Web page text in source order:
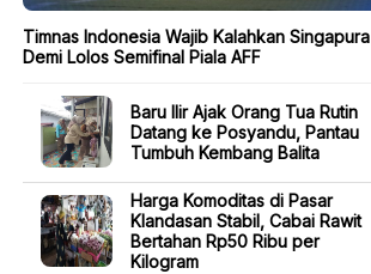
Timnas Indonesia Wajib Kalahkan Singapura
Demi Lolos Semifinal Piala AFF
Baru Ilir Ajak Orang Tua Rutin
Datang ke Posyandu, Pantau
Tumbuh Kembang Balita
Harga Komoditas di Pasar
Klandasan Stabil, Cabai Rawit
Bertahan Rp50 Ribu per
Kilogram